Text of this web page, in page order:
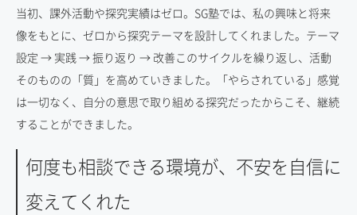
当初、課外活動や探究実績はゼロ。SG塾では、私の興味と将来
像をもとに、ゼロから探究テーマを設計してくれました。テーマ
設定 → 実践 → 振り返り → 改善このサイクルを繰り返し、活動
そのものの「質」を高めていきました。「やらされている」感覚
は一切なく、自分の意思で取り組める探究だったからこそ、継続
することができました。
何度も相談できる環境が、不安を自信に
変えてくれた